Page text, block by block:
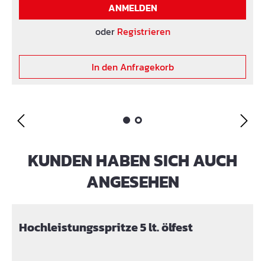
ANMELDEN
oder Registrieren
In den Anfragekorb
Produktgalerie überspringen
KUNDEN HABEN SICH AUCH
ANGESEHEN
Hochleistungsspritze 5 lt. ölfest